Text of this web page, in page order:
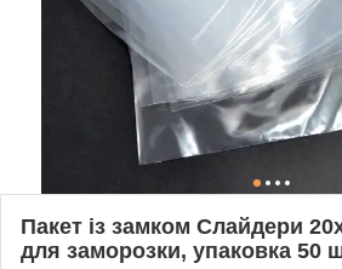
Пакет із замком Слайдери
для заморозки, упаковка 50